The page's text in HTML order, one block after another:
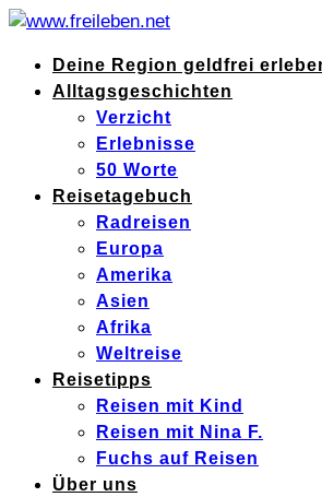
Deine Region geldfrei
Alltagsgeschichten
Verzicht
Erlebnisse
50 Worte
Reisetagebuch
Radreisen
Europa
Amerika
Asien
Afrika
Weltreise
Reisetipps
Reisen mit Kind
Reisen mit Nina F.
Fuchs auf Reisen
Über uns